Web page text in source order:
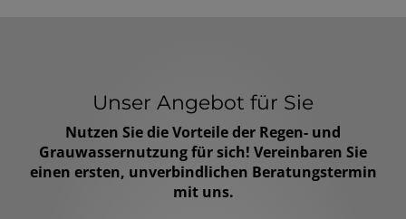
Unser Angebot für Sie
Nutzen Sie die Vorteile der Regen- und
Grauwassernutzung für sich! Vereinbaren Sie
einen ersten, unverbindlichen Beratungstermin
mit uns.